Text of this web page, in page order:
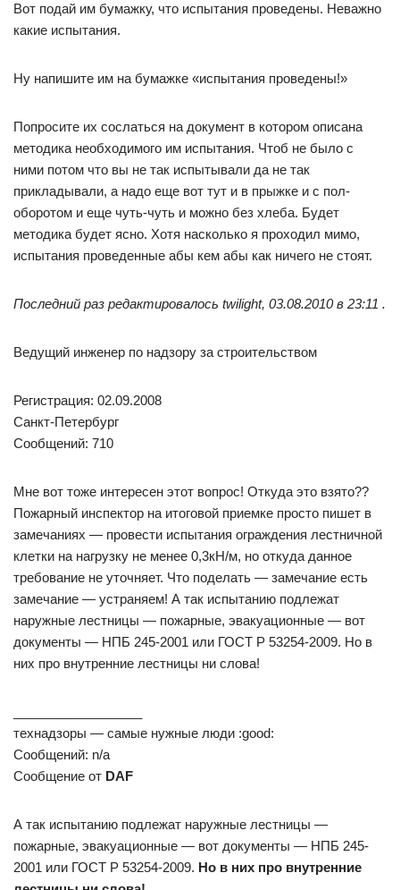
Вот подай им бумажку, что испытания проведены. Неважно
какие испытания.
Ну напишите им на бумажке «испытания проведены!»
Попросите их сослаться на документ в котором описана
методика необходимого им испытания. Чтоб не было с
ними потом что вы не так испытывали да не так
прикладывали, а надо еще вот тут и в прыжке и с пол-
оборотом и еще чуть-чуть и можно без хлеба. Будет
методика будет ясно. Хотя насколько я проходил мимо,
испытания проведенные абы кем абы как ничего не стоят.
Последний раз редактировалось twilight, 03.08.2010 в 23:11 .
Ведущий инженер по надзору за строительством
Регистрация: 02.09.2008
Санкт-Петербург
Сообщений: 710
Мне вот тоже интересен этот вопрос! Откуда это взято??
Пожарный инспектор на итоговой приемке просто пишет в
замечаниях — провести испытания ограждения лестничной
клетки на нагрузку не менее 0,3кН/м, но откуда данное
требование не уточняет. Что поделать — замечание есть
замечание — устраняем! А так испытанию подлежат
наружные лестницы — пожарные, эвакуационные — вот
документы — НПБ 245-2001 или ГОСТ Р 53254-2009. Но в
них про внутренние лестницы ни слова!
технадзоры — самые нужные люди :good:
Сообщений: n/a
Сообщение от DAF
А так испытанию подлежат наружные лестницы —
пожарные, эвакуационные — вот документы — НПБ 245-
2001 или ГОСТ Р 53254-2009. Но в них про внутренние